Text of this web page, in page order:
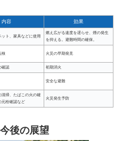
内容 効果
ット、家具などに使用
燃え広がる速度を遅らせ、煙の発生
を抑える。避難時間の確保。
検 火災の早期発見
確認 初期消火
安全な避難
清掃、たばこの火の確
元栓確認など
火災発生予防
今後の展望